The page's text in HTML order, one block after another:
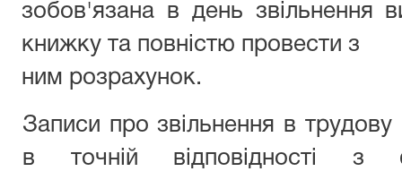
зобов'язана в день звільнення
книжку та повністю провести з
ним розрахунок.
Записи про звільнення в
в точній відповідності з